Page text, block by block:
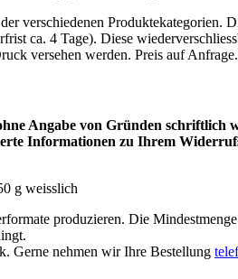
verschiedenen
ca. 4 Tage). Diese
versehen werden. Preis auf Anfrage.
Angabe von Gründen
Informationen zu Ihrem
g weisslich
produzieren. Die
Gerne nehmen wir Ihre Bestellung